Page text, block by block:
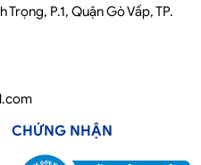
Trọng, P.1, Quận Gò Vấp, TP.
CHỨNG NHẬN